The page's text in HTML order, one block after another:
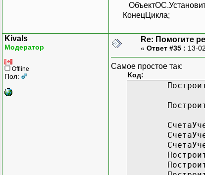
КонецЦикла;
Kivals
Модератор
Offline
Пол:
Re: Помогите
« Ответ #35 : 13-
Самое простое так:
Код: